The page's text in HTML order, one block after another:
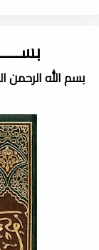
بسم الله الرحمن